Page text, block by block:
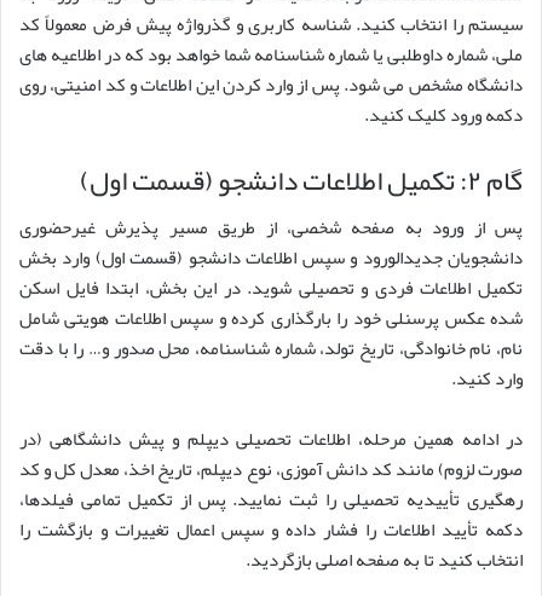
سیستم را انتخاب کنید. شناسه کاربری و گذرواژه پیش فرض معمولاً کد
ملی، شماره داوطلبی یا شماره شناسنامه شما خواهد بود که در اطلاعیه های
دانشگاه مشخص می شود. پس از وارد کردن این اطلاعات و کد امنیتی، روی
دکمه ورود کلیک کنید.
گام ۲: تکمیل اطلاعات دانشجو (قسمت اول)
پس از ورود به صفحه شخصی، از طریق مسیر پذیرش غیرحضوری
دانشجویان جدیدالورود و سپس اطلاعات دانشجو (قسمت اول) وارد بخش
تکمیل اطلاعات فردی و تحصیلی شوید. در این بخش، ابتدا فایل اسکن
شده عکس پرسنلی خود را بارگذاری کرده و سپس اطلاعات هویتی شامل
نام، نام خانوادگی، تاریخ تولد، شماره شناسنامه، محل صدور و… را با دقت
وارد کنید.
در ادامه همین مرحله، اطلاعات تحصیلی دیپلم و پیش دانشگاهی (در
صورت لزوم) مانند کد دانش آموزی، نوع دیپلم، تاریخ اخذ، معدل کل و کد
رهگیری تأییدیه تحصیلی را ثبت نمایید. پس از تکمیل تمامی فیلدها،
دکمه تأیید اطلاعات را فشار داده و سپس اعمال تغییرات و بازگشت را
انتخاب کنید تا به صفحه اصلی بازگردید.